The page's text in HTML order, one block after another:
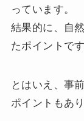
っています。
結果的に、自
たポイントです
とはいえ、事
ポイントもあり